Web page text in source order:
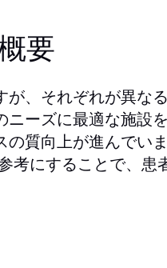
要
、それぞれが異な
ーズに最適な施設
質向上が進んでい
考にすることで、患